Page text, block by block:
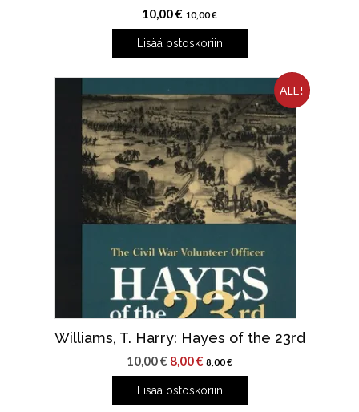
10,00€ 10,00€
Lisää ostoskoriin
ALE!
Williams, T. Harry: Hayes of the 23rd
10,00€ Alkuperäinen
hinta
oli:
8,00€ Nykyinen
hinta
on:
8,00€
Lisää ostoskoriin